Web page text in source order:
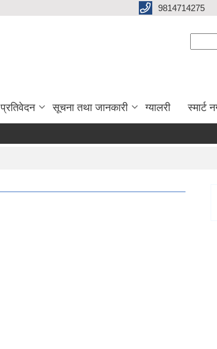
9814714275
प्रतिवेदन सूचना तथा जानकारी ग्यालरी स्मार्ट